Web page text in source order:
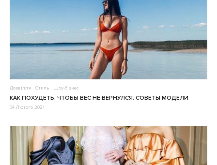
Дозвілля Стиль Шоу-бізнес
КАК ПОХУДЕТЬ, ЧТОБЫ ВЕС НЕ ВЕРНУЛСЯ: СОВЕТЫ МОДЕЛИ
04 Лютого 2021